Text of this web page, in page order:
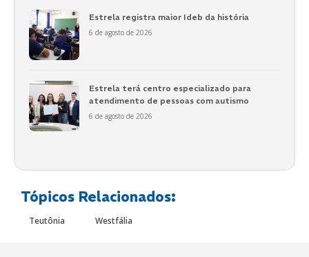
Estrela registra maior Ideb da história
6 de agosto de 2026
Estrela terá centro especializado para
atendimento de pessoas com autismo
6 de agosto de 2026
Tópicos Relacionados:
Teutônia Westfália